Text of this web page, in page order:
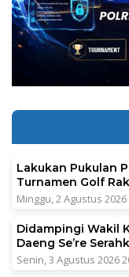
Lakukan Pukulan
Turnamen Golf
Minggu, 2 Agustus 2026
Didampingi Wakil
Daeng Se’re
Senin, 3 Agustus 2026